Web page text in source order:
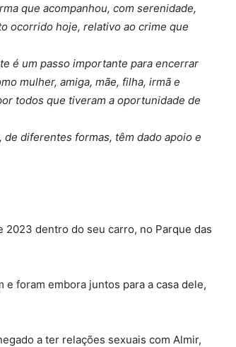
que acompanhou, com serenidade,
ocorrido hoje, relativo ao crime que
é um passo importante para encerrar
mulher, amiga, mãe, filha, irmã e
todos que tiveram a oportunidade de
diferentes formas, têm dado apoio e
2023 dentro do seu carro, no Parque das
foram embora juntos para a casa dele,
a ter relações sexuais com Almir,